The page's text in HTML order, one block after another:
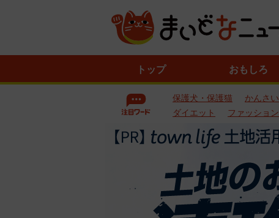
トップ おもしろ
保護犬・保護猫 かんさい
ダイエット
ファッション